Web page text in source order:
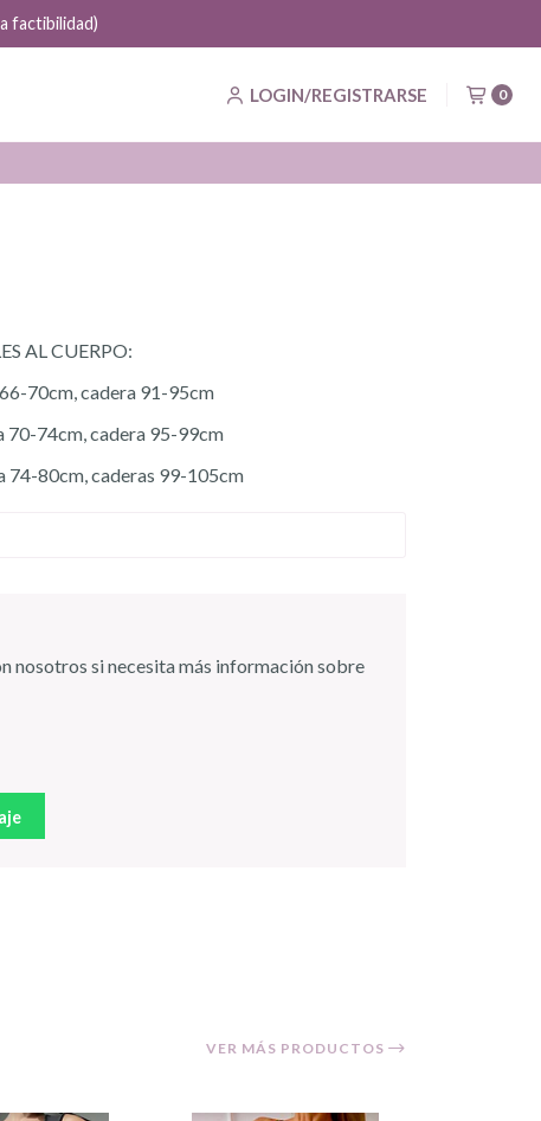
LOGIN/REGISTRARSE 0
factibilidad)
AL CUERPO:
70cm, cadera 91-95cm
74cm, cadera 95-99cm
74-80cm, caderas 99-105cm
nosotros si necesita más información sobre
VER MÁS PRODUCTOS